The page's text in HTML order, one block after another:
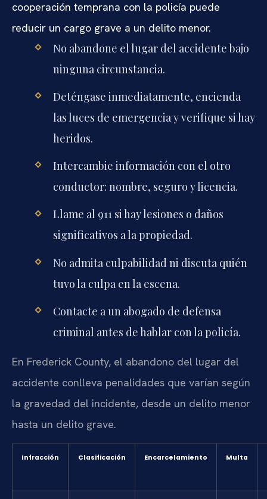
cooperación temprana con la policía puede
reducir un cargo grave a un delito menor.
No abandone el lugar del accidente bajo
ninguna circunstancia.
Deténgase inmediatamente, encienda
las luces de emergencia y verifique si hay
heridos.
Intercambie información con el otro
conductor: nombre, seguro y licencia.
Llame al 911 si hay lesiones o daños
significativos a la propiedad.
No admita culpabilidad ni discuta quién
tuvo la culpa en la escena.
Contacte a un abogado de defensa
criminal antes de hablar con la policía.
En Frederick County, el abandono del lugar del
accidente conlleva penalidades que varían según
la gravedad del incidente, desde un delito menor
hasta un delito grave.
Infracción Clasificación Encarcelamiento Multa